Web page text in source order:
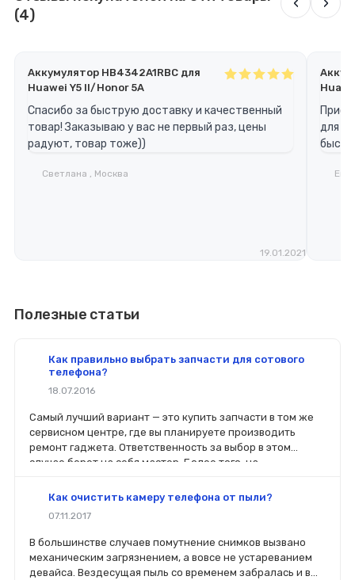
(4)
Аккумулятор HB4342A1RBC для
Huawei Y5 II/Honor 5A
Спасибо за быструю доставку и качественный
товар! Заказываю у вас не первый раз, цены
радуют, товар тоже))
Светлана , Москва
19.01.2021
для
Полезные статьи
Как правильно выбрать запчасти для сотового
телефона?
18.07.2016
Самый лучший вариант — это купить запчасти в том же
сервисном центре, где вы планируете производить
ремонт гаджета. Ответственность за выбор в этом
случае берет на себя мастер. Более того, на
вы планируете делать ремонт самостоятельно, то выбор
перед покупкой нового модуля старый был в руках. Так
легче сориентироваться в разъемах, элементах
крепления, электрических параметрах и прочих
характеристиках.
Как очистить камеру телефона от пыли?
07.11.2017
В большинстве случаев помутнение снимков вызвано
механическим загрязнением, а вовсе не устареванием
девайса. Вездесущая пыль со временем забралась и в